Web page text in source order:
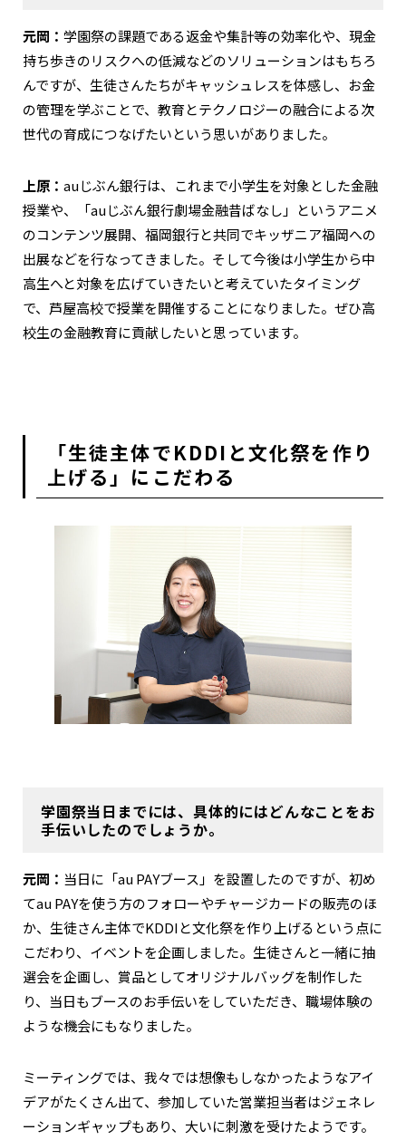
元岡： 学園祭の課題である返金や集計等の効率化や、現金
持ち歩きのリスクへの低減などのソリューションはもちろ
んですが、生徒さんたちがキャッシュレスを体感し、お金
の管理を学ぶことで、教育とテクノロジーの融合による次
世代の育成につなげたいという思いがありました。
上原： auじぶん銀行は、これまで小学生を対象とした金融
授業や、「auじぶん銀行劇場金融昔ばなし」というアニメ
のコンテンツ展開、福岡銀行と共同でキッザニア福岡への
出展などを行なってきました。そして今後は小学生から中
高生へと対象を広げていきたいと考えていたタイミング
で、芦屋高校で授業を開催することになりました。ぜひ高
校生の金融教育に貢献したいと思っています。
「生徒主体でKDDIと文化祭を作り
上げる」にこだわる
学園祭当日までには、具体的にはどんなことをお
手伝いしたのでしょうか。
元岡： 当日に「au PAYブース」を設置したのですが、初め
てau PAYを使う方のフォローやチャージカードの販売のほ
か、生徒さん主体でKDDIと文化祭を作り上げるという点に
こだわり、イベントを企画しました。生徒さんと一緒に抽
選会を企画し、賞品としてオリジナルバッグを制作した
り、当日もブースのお手伝いをしていただき、職場体験の
ような機会にもなりました。
ミーティングでは、我々では想像もしなかったようなアイ
デアがたくさん出て、参加していた営業担当者はジェネレ
ーションギャップもあり、大いに刺激を受けたようです。